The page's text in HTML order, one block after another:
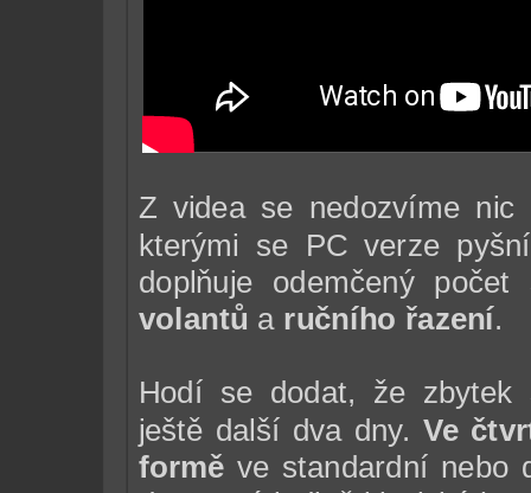
Z videa se nedozvíme nic
kterými se PC verze
doplňuje odemčený
volantů a ručního řazení.
Hodí se dodat, že zbytek
ještě další dva dny. Ve
formě ve standardní nebo